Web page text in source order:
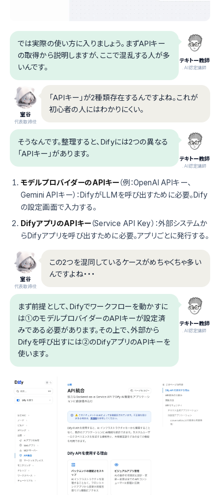
テキトー教師
.AI認定講師
では実際の使い方に入りましょう。まずAPIキー
の取得から説明しますが、ここで混乱する人が多
いんです。
室谷
代表取締役
「APIキー」が2種類存在するんですよね。これが
初心者の人にはわかりにくい。
テキトー教師
.AI認定講師
そうなんです。整理すると、Difyには2つの異なる
「APIキー」があります。
モデルプロバイダーのAPIキー （例：OpenAI APIキー、
Gemini APIキー）：DifyがLLMを呼び出すために必要。Dify
の設定画面で入力する。
DifyアプリのAPIキー （Service API Key）：外部システムか
らDifyアプリを呼び出すために必要。アプリごとに発行する。
室谷
代表取締役
この2つを混同しているケースがめちゃくちゃ多い
んですよね・・・
テキトー教師
.AI認定講師
まず前提として、Difyでワークフローを動かすに
は①のモデルプロバイダーのAPIキーが設定済
みである必要があります。その上で、外部から
Difyを呼び出すには②のDifyアプリのAPIキーを
使います。